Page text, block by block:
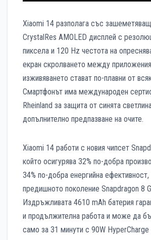
Xiaomi 14 разполага със
CrystalRes AMOLED дисплей с
пиксела и 120 Hz честота на
екран скролването между
изживяването стават по-плавни от
Смартфонът има международен
Rheinland за защита от синята
допълнително предпазване на очите.
Xiaomi 14 работи с новия чипсет
който осигурява 32% по-добра
34% по-добра енергийна
предишното поколение Snapdragon 8
Издръжливата 4610 mAh батерия
и продължителна работа и може да
само за 31 минути с 90W HyperCharge